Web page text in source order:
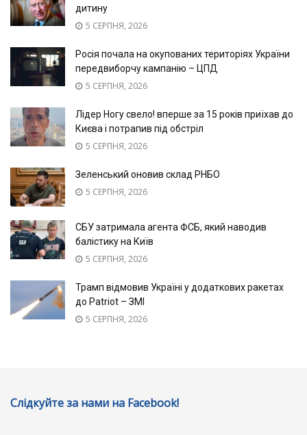
дитину
5 СЕРПНЯ, 2026
Росія почала на окупованих територіях України
передвиборчу кампанію – ЦПД
5 СЕРПНЯ, 2026
Лідер Ногу свело! вперше за 15 років приїхав до
Києва і потрапив під обстріл
5 СЕРПНЯ, 2026
Зеленський оновив склад РНБО
5 СЕРПНЯ, 2026
СБУ затримала агента ФСБ, який наводив
балістику на Київ
5 СЕРПНЯ, 2026
Трамп відмовив Україні у додаткових ракетах
до Patriot – ЗМІ
5 СЕРПНЯ, 2026
Слідкуйте за нами на Facebook!